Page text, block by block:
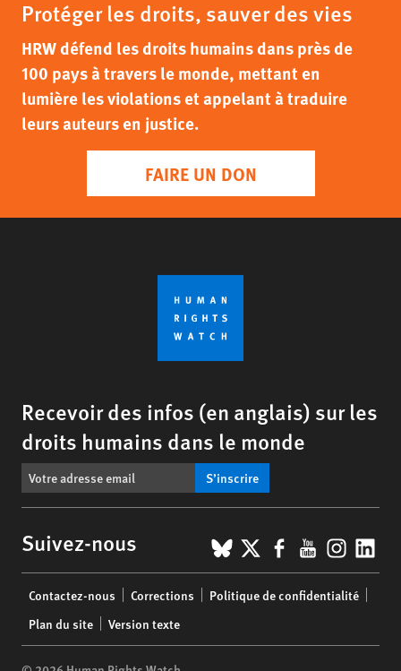
Protéger les droits, sauver des vies
HRW défend les droits humains dans près de
100 pays à travers le monde, mettant en
lumière les violations et appelant à traduire
leurs auteurs en justice.
FAIRE UN DON
Recevoir des infos (en anglais) sur les
droits humains dans le monde
S’inscrire
Suivez-nous BlueSky
X Facebook
YouTube
menu
Contactez-nous Corrections
Politique de confidentialité
Plan du site
Version texte